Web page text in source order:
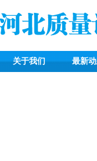
关于我们 最新